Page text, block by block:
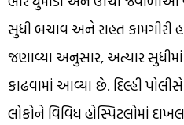
સુધી બચાવ અને રાહત કામગીરી
જણાવ્યા અનુસાર, અત્યાર સુધીમાં
કાઢવામાં આવ્યા છે. દિલ્હી
લોકોને વિવિધ હોસ્પિટલોમાં